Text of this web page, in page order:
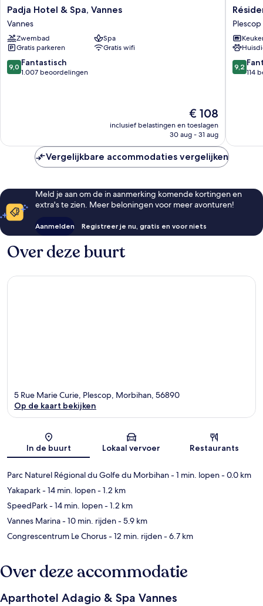
Padja
Hotel
&
Spa,
Vannes
Vannes
Padja Hotel & Spa, Vannes
Vannes
Zwembad
Spa
Gratis parkeren
Gratis wifi
9.0
van
9,0 Fantastisch
1.007 beoordelingen
De
prijs
is
€ 108
inclusief belastingen en toeslagen
30 aug - 31 aug
Bellini
Vannes
Plescop
Plescop
9.2
van
9,2
114
Vergelijkbare accommodaties vergelijken
Meld je aan om de in aanmerking komende kortingen en
extra's te zien. Meer beloningen voor meer avonturen!
Aanmelden Registreer je nu, gratis en voor niets
Over deze buurt
Kaart
5 Rue Marie Curie, Plescop, Morbihan, 56890
Op de kaart bekijken
In de buurt Lokaal vervoer Restaurants
Parc Naturel Régional du Golfe du Morbihan- 1 min. lopen- 0.0 km
Yakapark- 14 min. lopen- 1.2 km
SpeedPark- 14 min. lopen- 1.2 km
Vannes Marina- 10 min. rijden- 5.9 km
Congrescentrum Le Chorus- 12 min. rijden- 6.7 km
Over deze accommodatie
Aparthotel Adagio & Spa Vannes